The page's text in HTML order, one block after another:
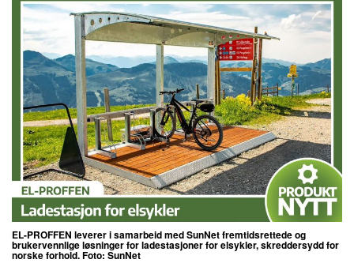
EL-PROFFEN leverer i samarbeid med SunNet fremtidsrettede og
brukervennlige løsninger for ladestasjoner for elsykler, skreddersydd for
norske forhold. Foto: SunNet